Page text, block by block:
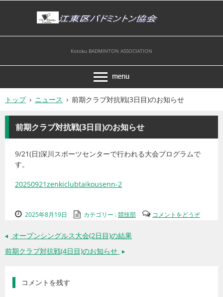
Kotoku BADMINTON ASSOCIATION
トップ › ニュース › 前期クラブ対抗戦(3日目)のお知らせ
前期クラブ対抗戦(3日目)のお知らせ
9/21(日)深川スポーツセンターで行われる大会プログラムで
す。
20250921zenkiclubtaikousenn-2
2025年8月19日 カテゴリー :競技部 コメントをどうぞ
オープンシングルス大会(2日目)の結果
前期クラブ対抗戦(4日目)のお知らせ
コメントを残す